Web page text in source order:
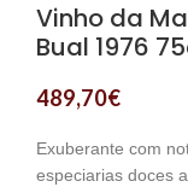
Vinho da
Bual 1976
489,70€
Exuberante com
especiarias doces